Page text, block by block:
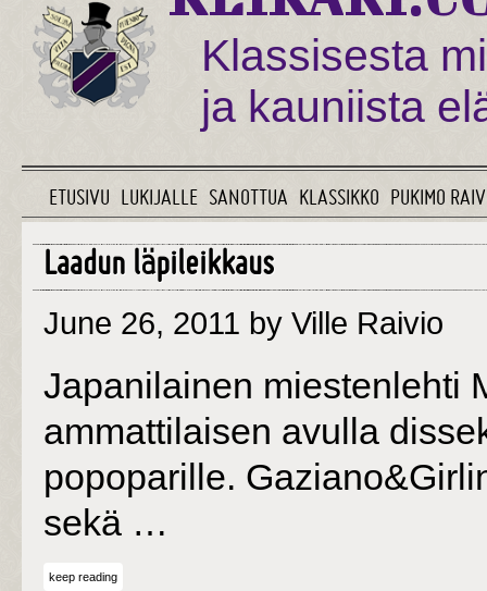
Klassisesta
ja kauniista
ETUSIVU LUKIJALLE SANOTTUA KLASSIKKO PUKIMO
Laadun läpileikkaus
June 26, 2011 by Ville Raivio
Japanilainen miestenlehti
ammattilaisen avulla
popoparille.
sekä …
keep reading